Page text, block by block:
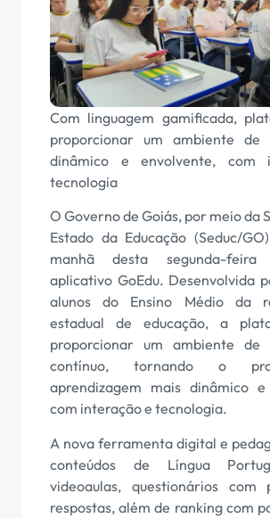
Com linguagem gamificada,
proporcionar um ambiente de
dinâmico e envolvente, com
tecnologia
O Governo de Goiás, por meio da
Estado da Educação (Seduc/
manhã desta segunda-
aplicativo GoEdu. Desenvolvida
alunos do Ensino Médio da
estadual de educação, a
proporcionar um ambiente de
contínuo, tornando o
aprendizagem mais dinâmico
com interação e tecnologia.
A nova ferramenta digital e
conteúdos de Língua
videoaulas, questionários com
respostas, além de ranking com